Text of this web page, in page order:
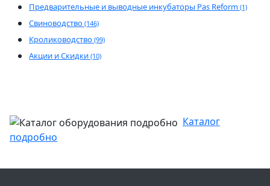
Предварительные и выводные инкубаторы Pas Reform (1)
Свиноводство (146)
Кролиководство (99)
Акции и Скидки (10)
Каталог
подробно